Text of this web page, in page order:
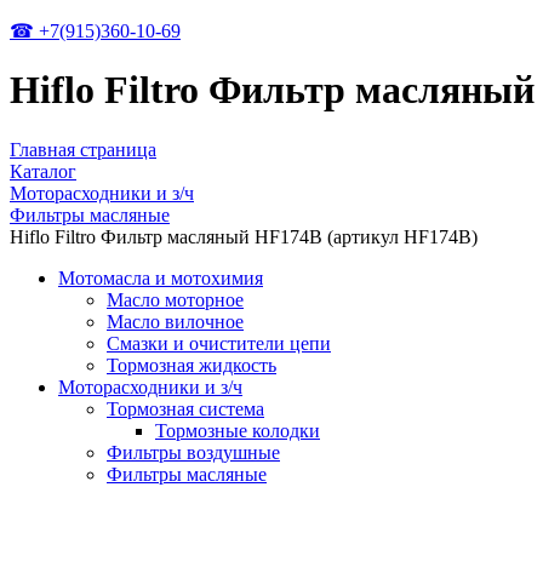
☎ +7(915)360-10-69
Hiflo Filtro Фильтр масляный
Главная страница
Каталог
Моторасходники и з/ч
Фильтры масляные
Hiflo Filtro Фильтр масляный HF174B (артикул HF174B)
Мотомасла и мотохимия
Масло моторное
Масло вилочное
Смазки и очистители цепи
Тормозная жидкость
Моторасходники и з/ч
Тормозная система
Тормозные колодки
Фильтры воздушные
Фильтры масляные